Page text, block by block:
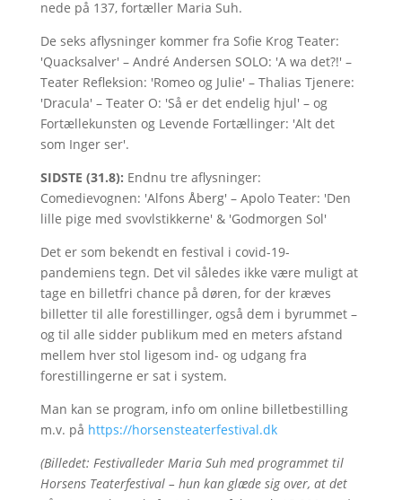
nede på 137, fortæller Maria Suh.
De seks aflysninger kommer fra Sofie Krog Teater:
'Quacksalver' – André Andersen SOLO: 'A wa det?!' –
Teater Refleksion: 'Romeo og Julie' – Thalias Tjenere:
'Dracula' – Teater O: 'Så er det endelig hjul' – og
Fortællekunsten og Levende Fortællinger: 'Alt det
som Inger ser'.
SIDSTE (31.8): Endnu tre aflysninger:
Comedievognen: 'Alfons Åberg' – Apolo Teater: 'Den
lille pige med svovlstikkerne' & 'Godmorgen Sol'
Det er som bekendt en festival i covid-19-
pandemiens tegn. Det vil således ikke være muligt at
tage en billetfri chance på døren, for der kræves
billetter til alle forestillinger, også dem i byrummet –
og til alle sidder publikum med en meters afstand
mellem hver stol ligesom ind- og udgang fra
forestillingerne er sat i system.
Man kan se program, info om online billetbestilling
m.v. på https://horsensteaterfestival.dk
(Billedet: Festivalleder Maria Suh med programmet til
Horsens Teaterfestival – hun kan glæde sig over, at det